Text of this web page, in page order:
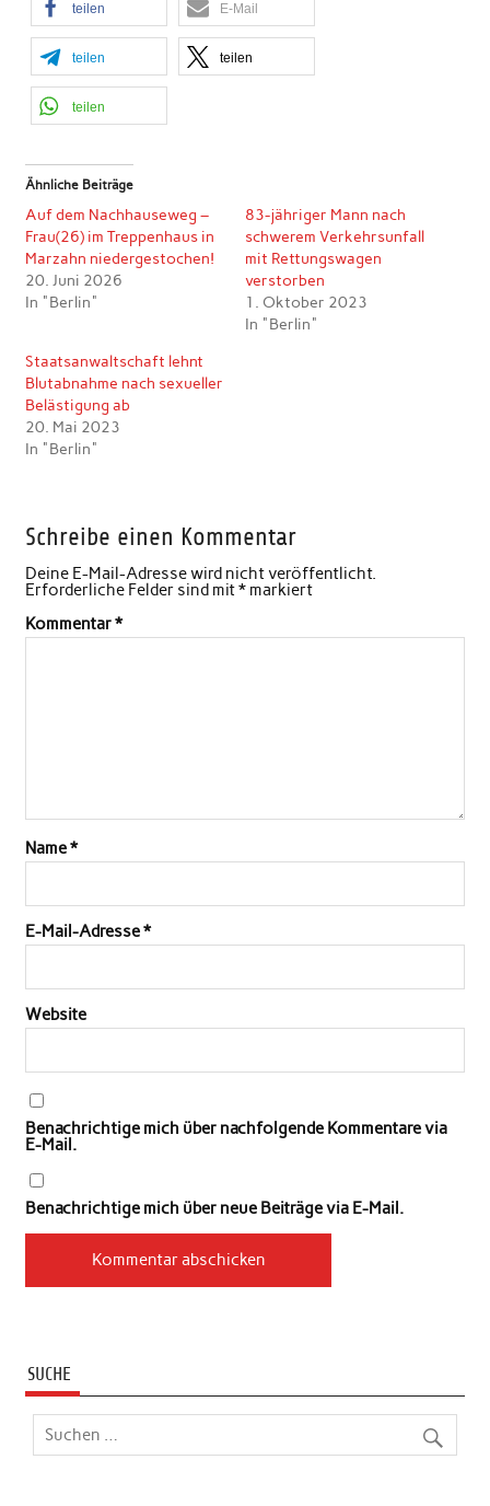
teilen E-Mail
teilen teilen
teilen
Ähnliche Beiträge
Auf dem Nachhauseweg –
Frau(26) im Treppenhaus in
Marzahn niedergestochen!
20. Juni 2026
In "Berlin"
83-jähriger Mann nach
schwerem Verkehrsunfall
mit Rettungswagen
verstorben
1. Oktober 2023
In "Berlin"
Staatsanwaltschaft lehnt
Blutabnahme nach sexueller
Belästigung ab
20. Mai 2023
In "Berlin"
Schreibe einen Kommentar
Deine E-Mail-Adresse wird nicht veröffentlicht.
Erforderliche Felder sind mit*markiert
Kommentar*
Name*
E-Mail-Adresse*
Website
Benachrichtige mich über nachfolgende Kommentare via
E-Mail.
Benachrichtige mich über neue Beiträge via E-Mail.
SUCHE